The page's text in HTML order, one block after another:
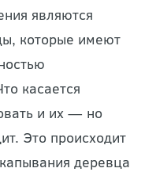
являются
которые имеют
касается
и их — но
Это происходит
деревца